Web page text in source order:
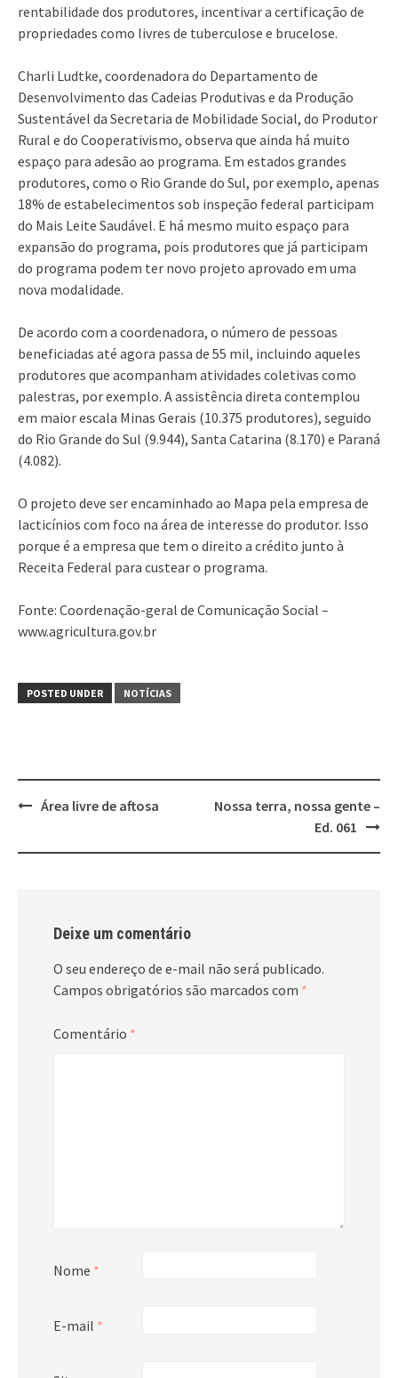
rentabilidade dos produtores, incentivar a certificação de
propriedades como livres de tuberculose e brucelose.
Charli Ludtke, coordenadora do Departamento de
Desenvolvimento das Cadeias Produtivas e da Produção
Sustentável da Secretaria de Mobilidade Social, do Produtor
Rural e do Cooperativismo, observa que ainda há muito
espaço para adesão ao programa. Em estados grandes
produtores, como o Rio Grande do Sul, por exemplo, apenas
18% de estabelecimentos sob inspeção federal participam
do Mais Leite Saudável. E há mesmo muito espaço para
expansão do programa, pois produtores que já participam
do programa podem ter novo projeto aprovado em uma
nova modalidade.
De acordo com a coordenadora, o número de pessoas
beneficiadas até agora passa de 55 mil, incluindo aqueles
produtores que acompanham atividades coletivas como
palestras, por exemplo. A assistência direta contemplou
em maior escala Minas Gerais (10.375 produtores), seguido
do Rio Grande do Sul (9.944), Santa Catarina (8.170) e Paraná
(4.082).
O projeto deve ser encaminhado ao Mapa pela empresa de
lacticínios com foco na área de interesse do produtor. Isso
porque é a empresa que tem o direito a crédito junto à
Receita Federal para custear o programa.
Fonte: Coordenação-geral de Comunicação Social –
www.agricultura.gov.br
POSTED UNDER NOTÍCIAS
PostÁrea livre de aftosa
Nossa terra, nossa gente –
Ed. 061
Deixe um comentário
O seu endereço de e-mail não será publicado.
Campos obrigatórios são marcados com *
Comentário *
Nome *
E-mail *